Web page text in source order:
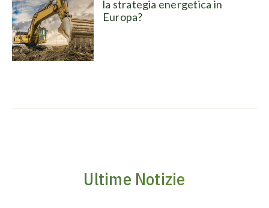
la strategia energetica in
Europa?
Ultime Notizie